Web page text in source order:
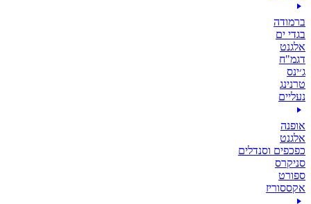
ברמודה
בגדי ים
אלגנט
דגמ"ח
ג׳ינס
טרנינג
נעליים
אופנה
אלגנט
כפכפים וסנדלים
סניקרס
ספורט
אקססוריז